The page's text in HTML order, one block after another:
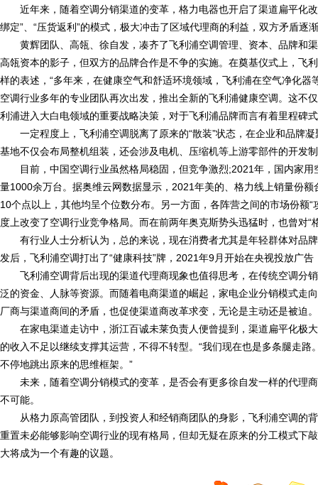
近年来，随着空调分销渠道的变革，格力电器也开启了渠道扁平化
绑定”、“压货返利”的模式，极大冲击了区域代理商的利益，双方矛盾逐
黄辉团队、高瓴、徐自发，凑齐了飞利浦空调管理、资本、品牌和
高瓴资本的影子，但双方的品牌合作是不争的实施。在奠基仪式上，飞
样的表述，“多年来，在健康空气和舒适环境领域，飞利浦在空气净化
空调行业多年的专业团队再次出发，推出全新的飞利浦健康空调。这不
利浦进入大白电领域的重要战略决策，对于飞利浦品牌而言有着里程碑
一定程度上，飞利浦空调脱离了原来的“散装”状态，在企业和品牌
基地不仅会布局整机组装，还会涉及电机、压缩机等上游零部件的开发
目前，中国空调行业虽然格局稳固，但竞争激烈;2021年，国内家
量1000余万台。据奥维云网数据显示，2021年美的、格力线上销量份
10个点以上，其他均呈个位数分布。另一方面，各阵营之间的市场份额
度上改变了空调行业竞争格局。而在前两年奥克斯势头迅猛时，也曾对“
有行业人士分析认为，总的来说，现在消费者尤其是年轻群体对品
发后，飞利浦空调打出了“健康科技”牌，2021年9月开始在央视投放广
飞利浦空调背后出现的渠道代理商现象也值得思考，在传统空调分
泛的资金、人脉等资源。而随着电商渠道的崛起，家电企业分销模式走
厂商与渠道商间的矛盾，也促使渠道商改革求变，无论是主动还是被迫。
在家电渠道走访中，浙江百诚未莱负责人便曾提到，渠道扁平化极
的收入不足以继续支撑其运营，不得不转型。“我们现在也是多条腿走
不停地跳出原来的思维框架。”
未来，随着空调分销模式的变革，是否会有更多徐自发一样的代理
不可能。
从格力原高管团队，到投资人和经销商团队的身影，飞利浦空调的
重置未必能够影响空调行业的现有格局，但却无疑在原来的分工模式下
大将成为一个有趣的议题。